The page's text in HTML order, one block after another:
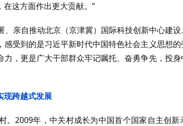
这方面作出更大贡献。”
亲自推动北京（京津冀）国际科技创新中心建
受到的是习近平新时代中国特色社会主义思想
，更是广大干部群众牢记嘱托、奋勇争先，投
现跨越式发展
。2009年，中关村成长为中国首个国家自主创新